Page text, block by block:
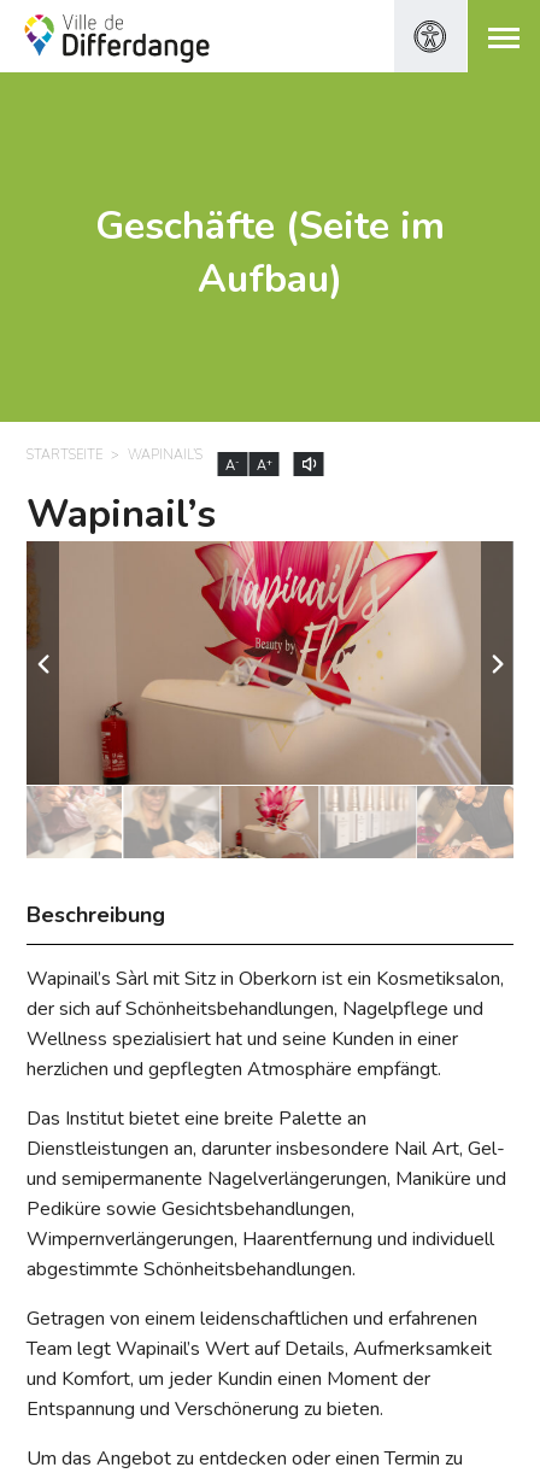
Geschäfte (Seite im
Aufbau)
STARTSEITE WAPINAIL’S
A- A+
Wapinail’s
Beschreibung
Wapinail’s Sàrl mit Sitz in Oberkorn ist ein Kosmetiksalon,
der sich auf Schönheitsbehandlungen, Nagelpflege und
Wellness spezialisiert hat und seine Kunden in einer
herzlichen und gepflegten Atmosphäre empfängt.
Das Institut bietet eine breite Palette an
Dienstleistungen an, darunter insbesondere Nail Art, Gel-
und semipermanente Nagelverlängerungen, Maniküre und
Pediküre sowie Gesichtsbehandlungen,
Wimpernverlängerungen, Haarentfernung und individuell
abgestimmte Schönheitsbehandlungen.
Getragen von einem leidenschaftlichen und erfahrenen
Team legt Wapinail’s Wert auf Details, Aufmerksamkeit
und Komfort, um jeder Kundin einen Moment der
Entspannung und Verschönerung zu bieten.
Um das Angebot zu entdecken oder einen Termin zu